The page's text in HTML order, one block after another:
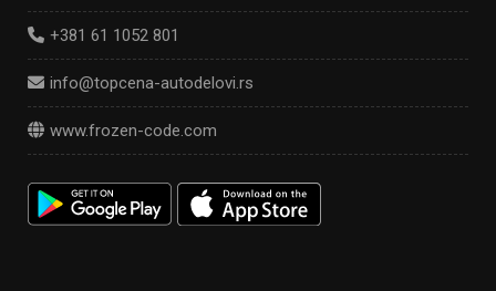
+381 61 1052 801
info@topcena-autodelovi.rs
www.frozen-code.com